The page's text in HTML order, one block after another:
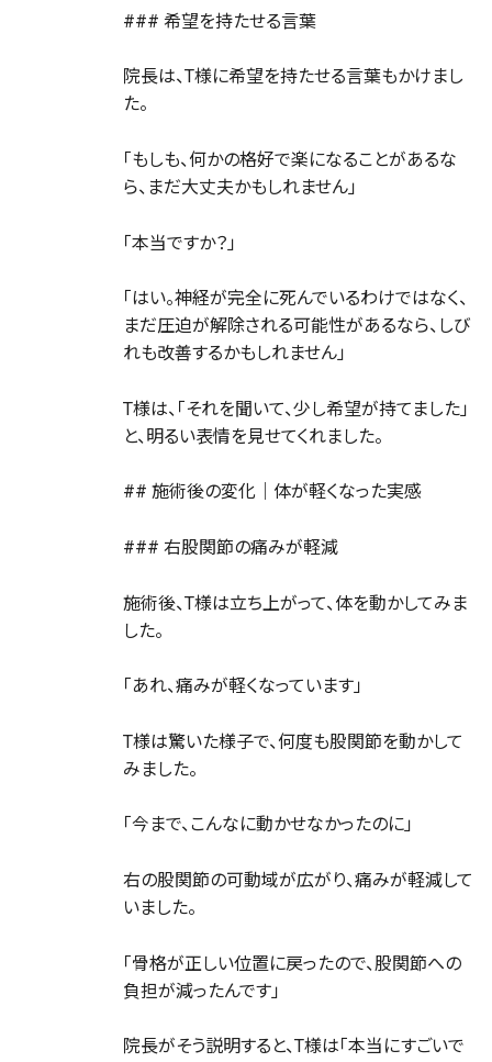
### 希望を持たせる言葉
院長は、T様に希望を持たせる言葉もかけまし
た。
「もしも、何かの格好で楽になることがあるな
ら、まだ大丈夫かもしれません」
「本当ですか？」
「はい。神経が完全に死んでいるわけではなく、
まだ圧迫が解除される可能性があるなら、しび
れも改善するかもしれません」
T様は、「それを聞いて、少し希望が持てました」
と、明るい表情を見せてくれました。
## 施術後の変化｜体が軽くなった実感
### 右股関節の痛みが軽減
施術後、T様は立ち上がって、体を動かしてみま
した。
「あれ、痛みが軽くなっています」
T様は驚いた様子で、何度も股関節を動かして
みました。
「今まで、こんなに動かせなかったのに」
右の股関節の可動域が広がり、痛みが軽減して
いました。
「骨格が正しい位置に戻ったので、股関節への
負担が減ったんです」
院長がそう説明すると、T様は「本当にすごいで